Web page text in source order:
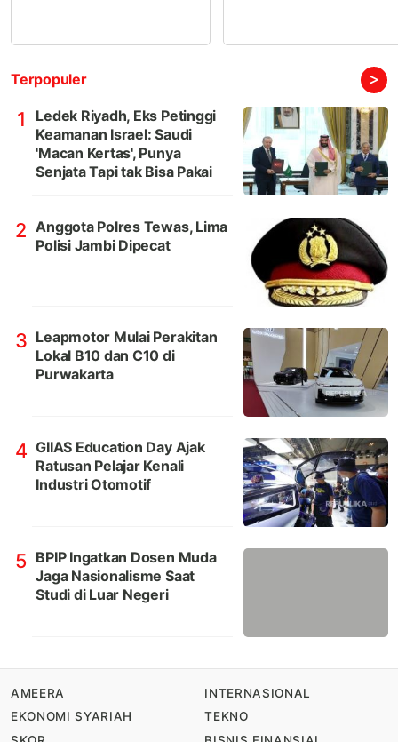
Terpopuler >
1
Ledek Riyadh, Eks Petinggi
Keamanan Israel: Saudi
'Macan Kertas', Punya
Senjata Tapi tak Bisa Pakai
2 Anggota Polres Tewas, Lima
Polisi Jambi Dipecat
3 Leapmotor Mulai Perakitan
Lokal B10 dan C10 di
Purwakarta
4 GIIAS Education Day Ajak
Ratusan Pelajar Kenali
Industri Otomotif
5 BPIP Ingatkan Dosen Muda
Jaga Nasionalisme Saat
Studi di Luar Negeri
AMEERA
EKONOMI SYARIAH
INTERNASIONAL
TEKNO